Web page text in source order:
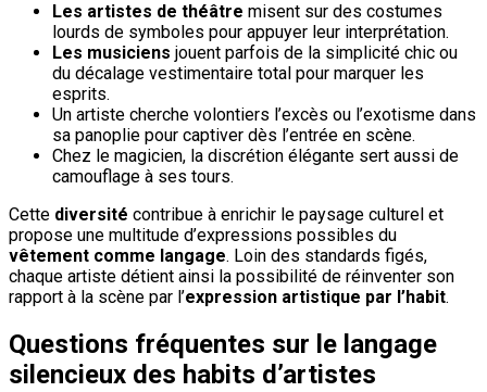
Les artistes de théâtre misent sur des costumes
lourds de symboles pour appuyer leur interprétation.
Les musiciens jouent parfois de la simplicité chic ou
du décalage vestimentaire total pour marquer les
esprits.
Un artiste cherche volontiers l’excès ou l’exotisme dans
sa panoplie pour captiver dès l’entrée en scène.
Chez le magicien, la discrétion élégante sert aussi de
camouflage à ses tours.
Cette diversité contribue à enrichir le paysage culturel et
propose une multitude d’expressions possibles du
vêtement comme langage. Loin des standards figés,
chaque artiste détient ainsi la possibilité de réinventer son
rapport à la scène par l’expression artistique par l’habit.
Questions fréquentes sur le langage
silencieux des habits d’artistes